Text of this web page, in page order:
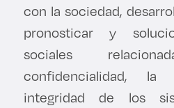
con la sociedad,
pronosticar y
sociales
confidencialidad, la
integridad de los